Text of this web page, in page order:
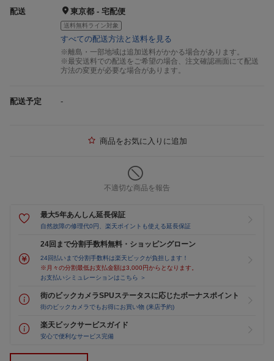
配送 東京都 - 宅配便
送料無料ライン対象
すべての配送方法と送料を見る
※離島・一部地域は追加送料がかかる場合があります。
※最安送料での配送をご希望の場合、注文確認画面にて配送
方法の変更が必要な場合があります。
配送予定 -
商品をお気に入りに追加
不適切な商品を報告
最大5年あんしん延長保証
自然故障の修理代0円、楽天ポイントも使える延長保証
24回まで分割手数料無料・ショッピングローン
24回払いまで分割手数料は楽天ビックが負担します！
※月々の分割最低お支払金額は3,000円からとなります。
お支払いシミュレーションはこちら ＞
街のビックカメラSPUステータスに応じたボーナスポイント
街のビックカメラでもお得にお買い物 (来店予約)
楽天ビックサービスガイド
安心で便利なサービス完備